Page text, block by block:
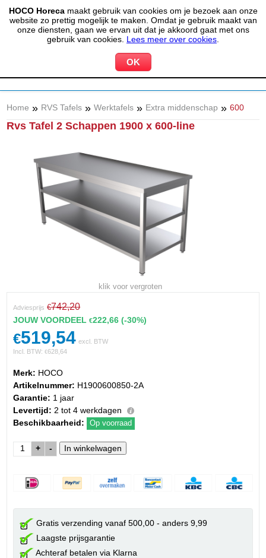
HOCO Horecamaakt gebruik van cookies om je bezoek aan onze
website zo prettig mogelijk te maken. Omdat je gebruik maakt van
onze diensten, gaan we ervan uit dat je akkoord gaat met ons
gebruik van cookies. Lees meer over cookies
(020) 497 6325 info@hocohoreca.nl
MIJN ACCOUNT 0 WINKELWAGEN
Home » RVS Tafels » Werktafels » Extra middenschap » 600
Rvs Tafel 2 Schappen 1900 x 600-line
klik voor vergroten
Adviesprijs €742,20
JOUW VOORDEEL€222,66 (-30%)
€519,54 excl. BTW
Incl. BTW:€628,64
Merk: HOCO
Artikelnummer: H1900600850-2A
Garantie: 1 jaar
Levertijd: 2 tot 4 werkdagen
Beschikbaarheid:
Op voorraad
+ -
Gratis verzending vanaf 500,00 - anders 9,99
Laagste prijsgarantie
Achteraf betalen via Klarna